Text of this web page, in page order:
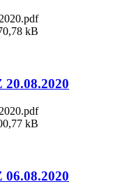
kB
20.08.2020
kB
06.08.2020